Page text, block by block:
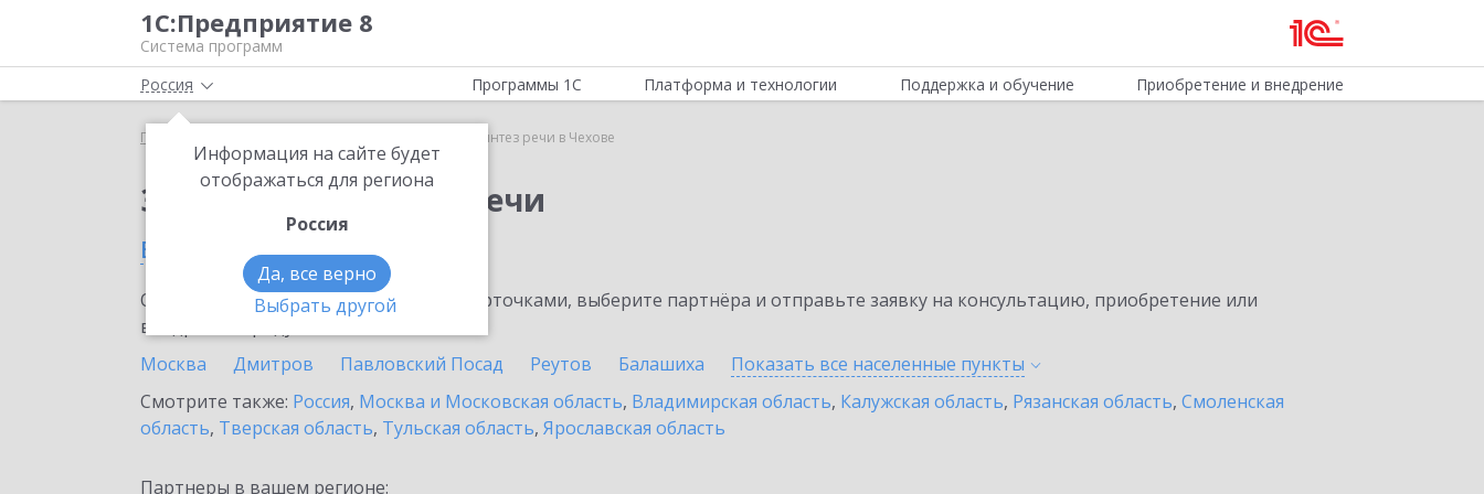
1С:Предприятие 8
Система программ
Россия
Информация на сайте будет
отображаться для региона
Россия
Да, все верно
Выбрать другой
Программы 1С Платформа и технологии Поддержка и обучение Приобретение и внедрение
Главная 1С:Синтез речи в Чехове
Заказать 1С:Синтез речи
в Чехове
Ознакомьтесь с информационными карточками, выберите партнёра и отправьте заявку на консультацию, приобретение или
внедрение продукта.
Москва
Дмитров Павловский Посад Реутов Балашиха Показать все населенные пункты
Смотрите также: Россия, Москва и Московская область, Владимирская область, Калужская область, Рязанская область, Смоленская
область, Тверская область, Тульская область, Ярославская область
Партнеры в вашем регионе: